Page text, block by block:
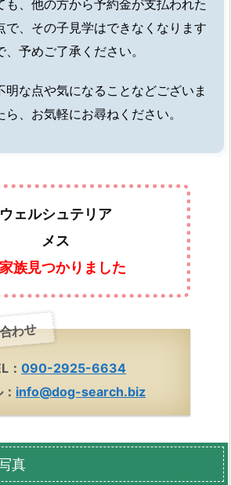
も、他の方から予約金が支払われた
で、その子見学はできなくなります
、予めご了承ください。
明な点や気になることなどございま
ら、お気軽にお尋ねください。
ウェルシュテリア
メス
族見つかりました
わせ
： 090-2925-6634
info@dog-search.biz
真